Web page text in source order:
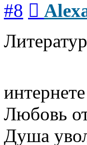
#8
Любовь
Душа